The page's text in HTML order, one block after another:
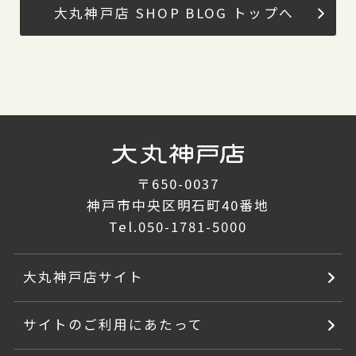
大丸神戸店 SHOP BLOG トップへ
〒650-0037
神戸市中央区明石町40番地
Tel.050-1781-5000
大丸神戸店サイト
サイトのご利用にあたって